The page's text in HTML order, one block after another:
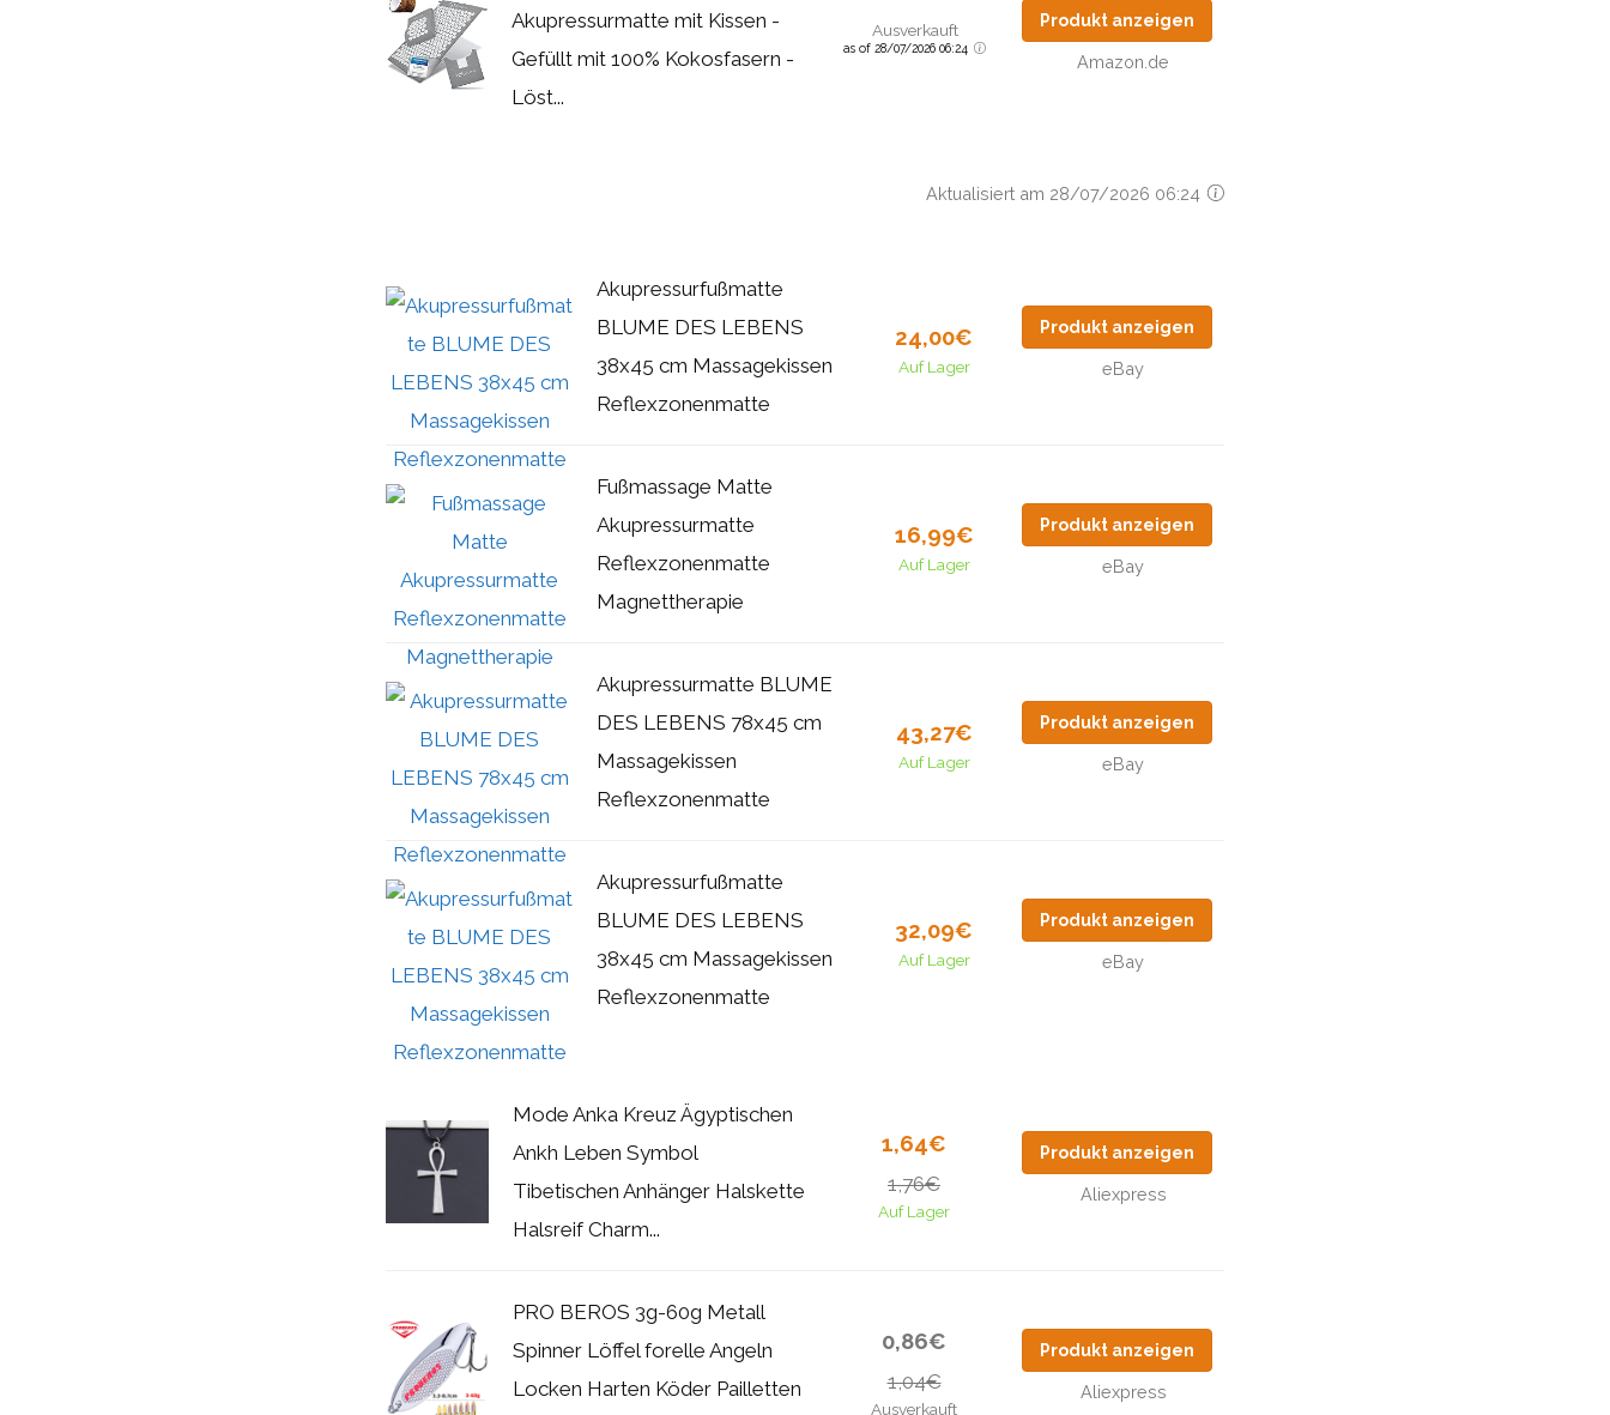
Akupressurmatte mit Kissen -
Gefüllt mit 100% Kokosfasern -
Löst...
Ausverkauft
as of 28/07/2026 06:24
Produkt anzeigen
Amazon.de
Aktualisiert am 28/07/2026 06:24
Akupressurfußmatte
BLUME DES LEBENS
38x45 cm Massagekissen
Reflexzonenmatte
24,00€
Auf Lager
Produkt anzeigen
eBay
Fußmassage Matte
Akupressurmatte
Reflexzonenmatte
Magnettherapie
16,99€
Auf Lager
Produkt anzeigen
eBay
Akupressurmatte BLUME
DES LEBENS 78x45 cm
Massagekissen
Reflexzonenmatte
43,27€
Auf Lager
Produkt anzeigen
eBay
Akupressurfußmatte
BLUME DES LEBENS
38x45 cm Massagekissen
Reflexzonenmatte
32,09€
Auf Lager
Produkt anzeigen
eBay
Mode Anka Kreuz Ägyptischen
Ankh Leben Symbol
Tibetischen Anhänger Halskette
Halsreif Charm...
1,64€
1,76€
Auf Lager
Produkt anzeigen
Aliexpress
PRO BEROS 3g-60g Metall
Spinner Löffel forelle Angeln
Locken Harten Köder Pailletten
0,86€
1,04€
Ausverkauft
Produkt anzeigen
Aliexpress